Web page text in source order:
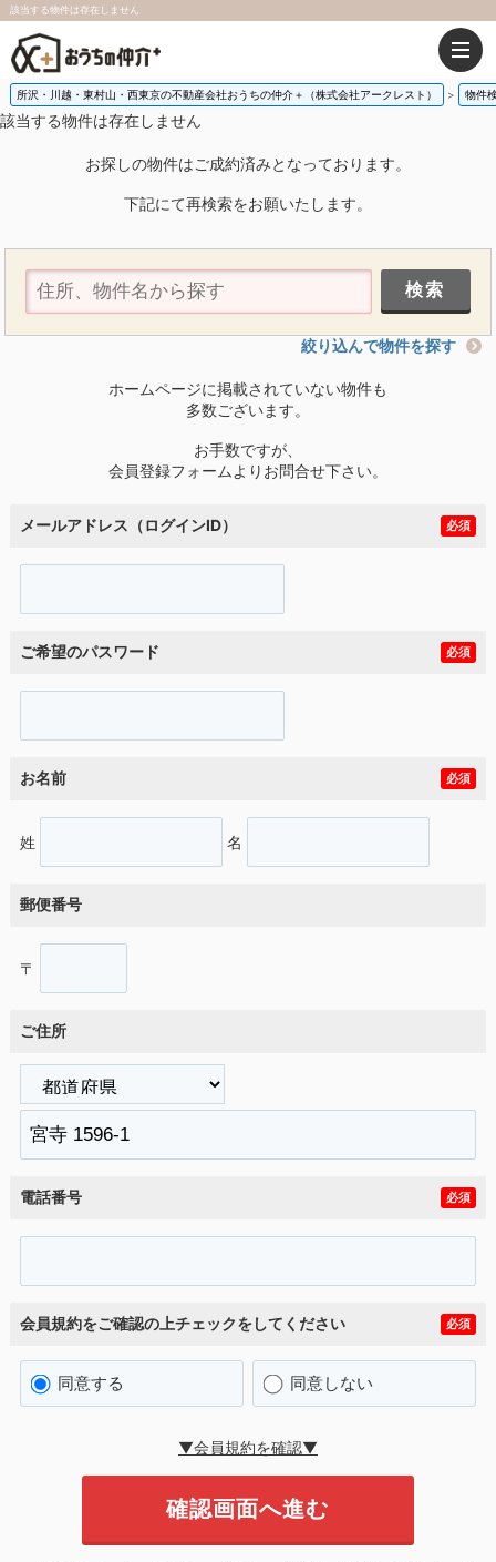
該当する物件は存在しません
所沢・川越・東村山・西東京の不動産会社おうちの仲介＋（株式会社アークレスト） 物件
該当する物件は存在しません
お探しの物件はご成約済みとなっております。
下記にて再検索をお願いたします。
絞り込んで物件を探す
ホームページに掲載されていない物件も
多数ございます。
お手数ですが、
会員登録フォームよりお問合せ下さい。
メールアドレス（ログインID） 必須
ご希望のパスワード 必須
お名前 必須
姓 名
郵便番号
〒
ご住所
電話番号 必須
会員規約をご確認の上チェックをしてください 必須
同意する 同意しない
▼会員規約を確認▼